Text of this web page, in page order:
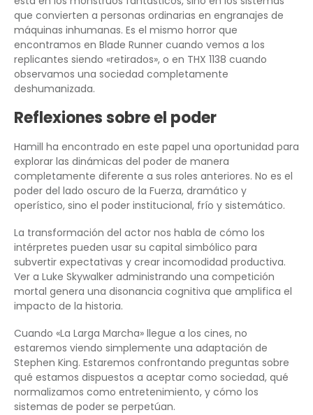
que convierten a personas ordinarias en engranajes de
máquinas inhumanas. Es el mismo horror que
encontramos en Blade Runner cuando vemos a los
replicantes siendo «retirados», o en THX 1138 cuando
observamos una sociedad completamente
deshumanizada.
Reflexiones sobre el poder
Hamill ha encontrado en este papel una oportunidad para
explorar las dinámicas del poder de manera
completamente diferente a sus roles anteriores. No es el
poder del lado oscuro de la Fuerza, dramático y
operístico, sino el poder institucional, frío y sistemático.
La transformación del actor nos habla de cómo los
intérpretes pueden usar su capital simbólico para
subvertir expectativas y crear incomodidad productiva.
Ver a Luke Skywalker administrando una competición
mortal genera una disonancia cognitiva que amplifica el
impacto de la historia.
Cuando «La Larga Marcha» llegue a los cines, no
estaremos viendo simplemente una adaptación de
Stephen King. Estaremos confrontando preguntas sobre
qué estamos dispuestos a aceptar como sociedad, qué
normalizamos como entretenimiento, y cómo los
sistemas de poder se perpetúan.